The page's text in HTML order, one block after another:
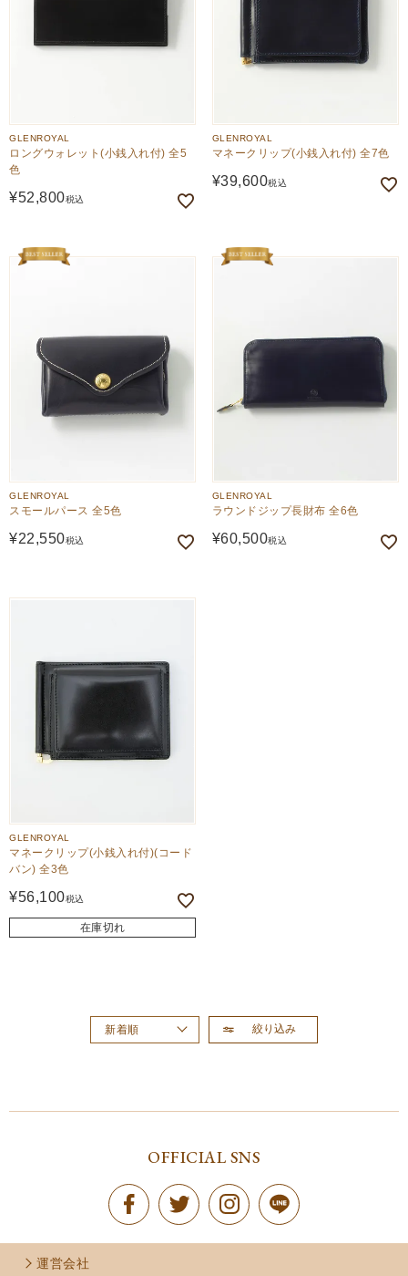
GLENROYAL
ロングウォレット(小銭入れ付) 全5
色
¥52,800税込
GLENROYAL
マネークリップ(小銭入れ付) 全7色
¥39,600税込
GLENROYAL
スモールパース 全5色
¥22,550税込
GLENROYAL
ラウンドジップ長財布 全6色
¥60,500税込
GLENROYAL
マネークリップ(小銭入れ付)(コード
バン) 全3色
¥56,100税込
在庫切れ
絞り込み
新着順
OFFICIAL SNS
運営会社